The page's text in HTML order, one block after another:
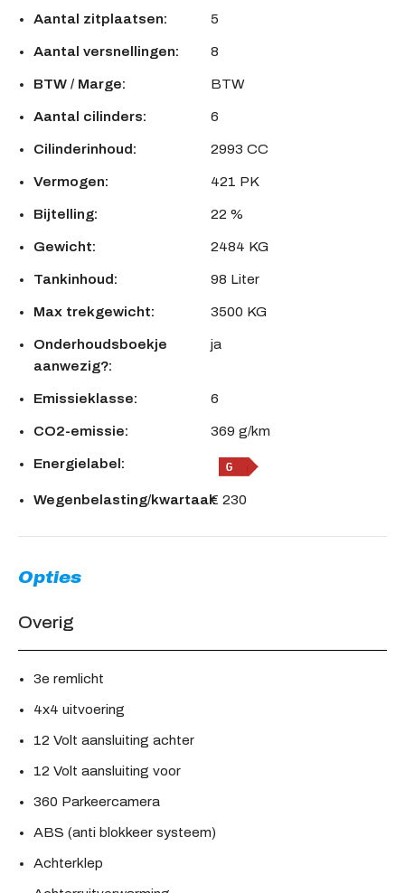
Aantal zitplaatsen: 5
Aantal versnellingen: 8
BTW / Marge: BTW
Aantal cilinders: 6
Cilinderinhoud: 2993 CC
Vermogen: 421 PK
Bijtelling: 22 %
Gewicht: 2484 KG
Tankinhoud: 98 Liter
Max trekgewicht: 3500 KG
Onderhoudsboekje
aanwezig?:
ja
Emissieklasse: 6
CO2-emissie: 369 g/km
Energielabel:
Wegenbelasting/kwartaal:€ 230
Opties
Overig
3e remlicht
4x4 uitvoering
12 Volt aansluiting achter
12 Volt aansluiting voor
360 Parkeercamera
ABS (anti blokkeer systeem)
Achterklep